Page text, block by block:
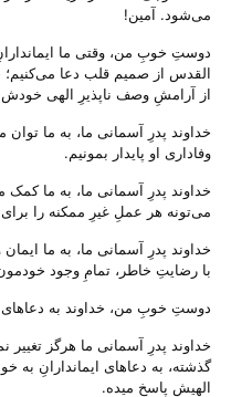
می‌شود. آمین!
دوستِ خوبِ من، وقتی ما
القدس از صمیم قلب دعا می‌‌کنیم؛
از آرامشِ وصف ناپذیرِ الهی خودش
خداوند پدرِ آسمانی ما، به ما توان
وفاداری او پایدار بمونیم.
خداوند پدرِ آسمانی ما، به ما کمک
می‌‌تونه هر عملِ غیرِ ممکنه را برای
خداوند پدرِ آسمانی ما، به ما
با رضایتِ خاطر، تمامِ وجود خودمون
دوستِ خوبِ من، خداوند به
خداوند پدرِ آسمانی ما هرگز تغییر
گذشته، به دعا‌های ایماندارانِ به
الهیش پاسخ میده.